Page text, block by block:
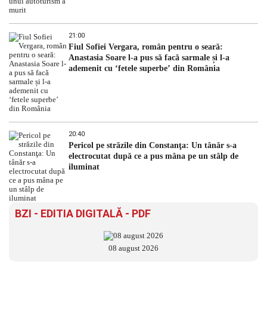
21:00
Fiul Sofiei Vergara, român pentru o seară:
Anastasia Soare l-a pus să facă sarmale și l-a
ademenit cu ‘fetele superbe’ din România
20:40
Pericol pe străzile din Constanţa: Un tânăr s-a
electrocutat după ce a pus mâna pe un stâlp de
iluminat
BZI - EDITIA DIGITALĂ - PDF
08 august 2026